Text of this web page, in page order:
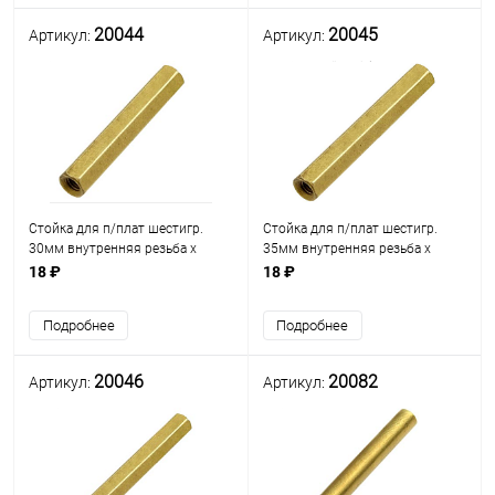
Артикул: 20044
Стойка для п/плат шестигр.
30мм внутренняя резьба х
внутренняя резьба М3мм)
ключ М5) (PCHSS-30)
18 ₽
Подробнее
Артикул: 20045
Стойка для п/плат шестигр.
35мм внутренняя резьба х
внутренняя резьба М3мм)
ключ М5) (PCHSS-35)
18 ₽
Подробнее
Артикул: 20046 Артикул: 20082